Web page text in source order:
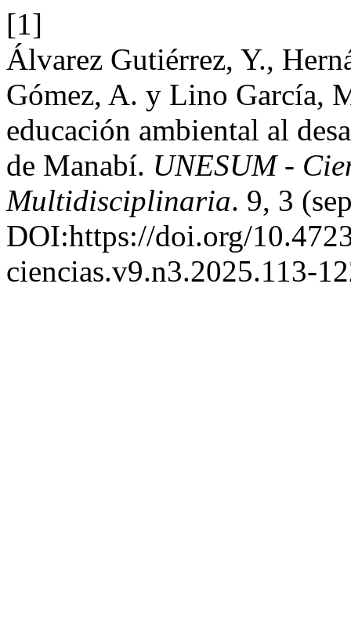
[1]
Álvarez Gutiérrez, Y.,
Gómez, A. y Lino García,
educación ambiental al
de Manabí. UNESUM -
Multidisciplinaria. 9, 3
DOI:https://doi.org/
ciencias.v9.n3.2025.113-